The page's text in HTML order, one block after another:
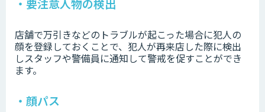
店舗で万引きなどのトラブルが起こった場合に犯人の
顔を登録しておくことで、犯人が再来店した際に検出
しスタッフや警備員に通知して警戒を促すことができ
ます。
・顔パス